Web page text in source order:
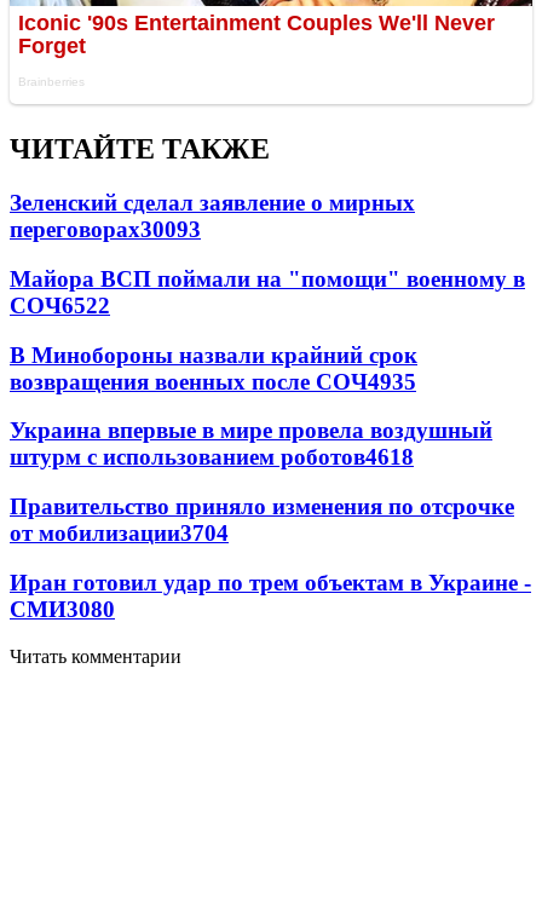
ЧИТАЙТЕ ТАКЖЕ
Зеленский сделал заявление о мирных
переговорах30093
Майора ВСП поймали на "помощи" военному в
СОЧ6522
В Минобороны назвали крайний срок
возвращения военных после СОЧ4935
Украина впервые в мире провела воздушный
штурм с использованием роботов4618
Правительство приняло изменения по отсрочке
от мобилизации3704
Иран готовил удар по трем объектам в Украине -
СМИ3080
Читать комментарии